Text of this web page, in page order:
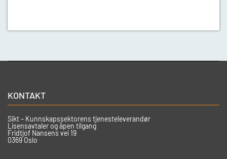
KONTAKT
Sikt – Kunnskapssektorens tjenesteleverandør
Lisensavtaler og åpen tilgang
Fridtjof Nansens vei 19
0369 Oslo